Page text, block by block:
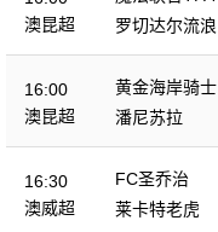
澳昆超
罗切达尔流浪
16:00
澳昆超
黄金海岸骑士
潘尼苏拉
16:30
澳威超
FC圣乔治
莱卡特老虎